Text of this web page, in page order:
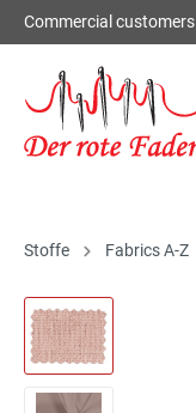
Commercial customers
Stoffe Fabrics A-Z